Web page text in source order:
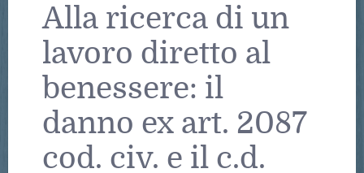
Alla ricerca di un
lavoro diretto al
benessere: il
danno ex art. 2087
cod. civ. e il c.d.